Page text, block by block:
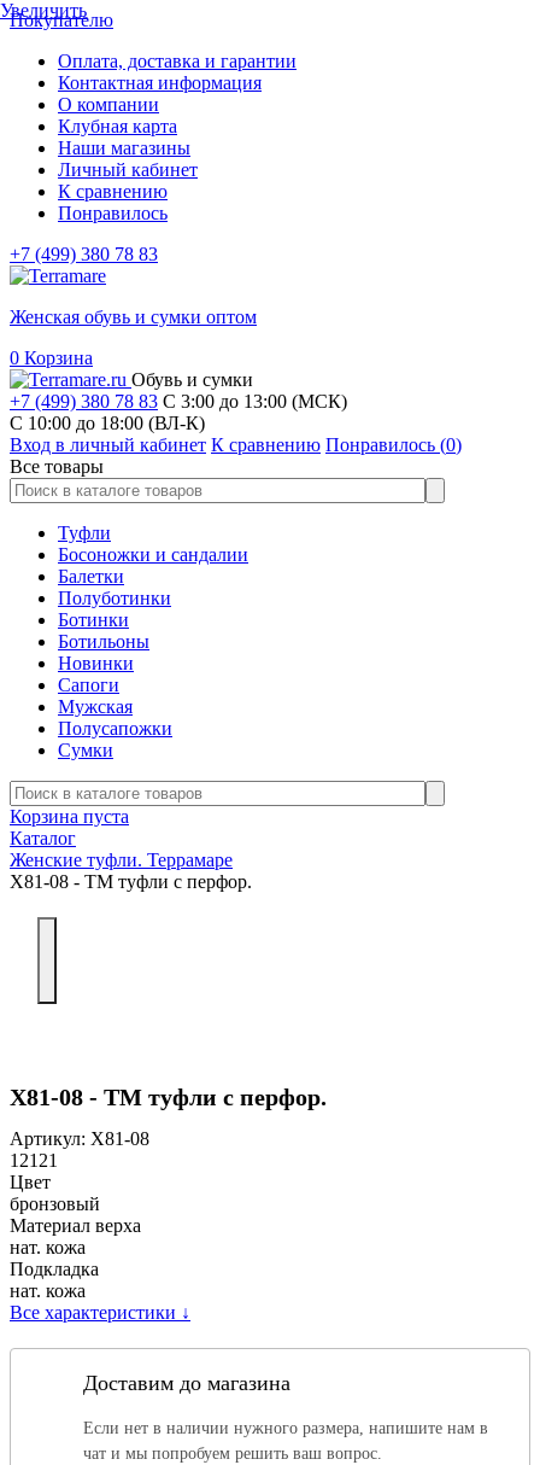
Покупателю
Оплата, доставка и гарантии
Контактная информация
О компании
Клубная карта
Наши магазины
Личный кабинет
К сравнению
Понравилось
+7 (499) 380 78 83
Женская обувь и сумки оптом
0 Корзина
Обувь и сумки
+7 (499) 380 78 83 С 3:00 до 13:00 (МСК)
C 10:00 до 18:00 (ВЛ-К)
Вход в личный кабинет К сравнению Понравилось (0)
Все товары
Туфли
Босоножки и сандалии
Балетки
Полуботинки
Ботинки
Ботильоны
Новинки
Сапоги
Мужская
Полусапожки
Сумки
Корзина пуста
Каталог
Женские туфли. Террамаре
Х81-08 - ТМ туфли с перфор.
Увеличить
Х81-08 - ТМ туфли с перфор.
Артикул: Х81-08
12121
Цвет
бронзовый
Материал верха
нат. кожа
Подкладка
нат. кожа
Все характеристики ↓
Доставим до магазина
Если нет в наличии нужного размера, напишите нам в
чат и мы попробуем решить ваш вопрос.